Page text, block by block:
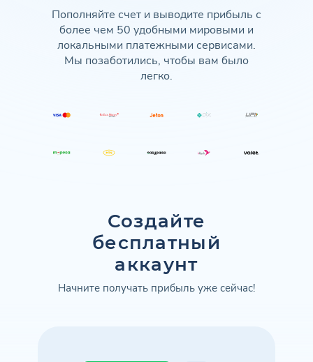
Пополняйте счет и выводите прибыль с
более чем 50 удобными мировыми и
локальными платежными сервисами.
Мы позаботились, чтобы вам было
легко.
Создайте
бесплатный
аккаунт
Начните получать прибыль уже сейчас!